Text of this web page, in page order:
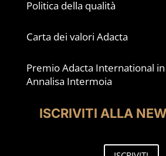
Politica della qualità
Carta dei valori Adacta
Premio Adacta International
Annalisa Intermoia
ISCRIVITI ALLA